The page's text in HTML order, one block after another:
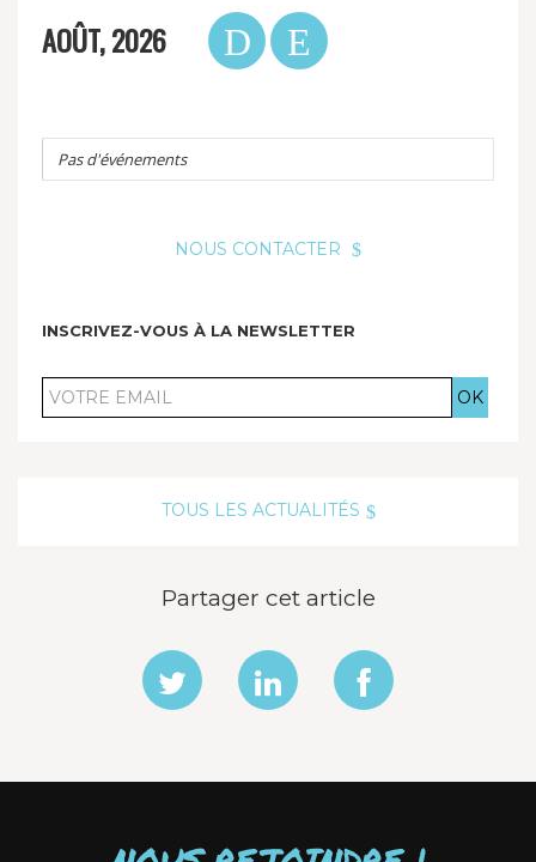
AOÛT, 2026
Pas d'événements
NOUS CONTACTER
INSCRIVEZ-VOUS À LA NEWSLETTER
VOTRE
EMAIL
TOUS LES ACTUALITÉS
Partager cet article